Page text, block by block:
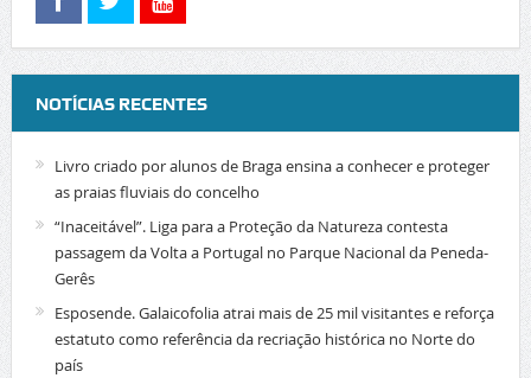
NOTÍCIAS RECENTES
Livro criado por alunos de Braga ensina a conhecer e proteger
as praias fluviais do concelho
“Inaceitável”. Liga para a Proteção da Natureza contesta
passagem da Volta a Portugal no Parque Nacional da Peneda-
Gerês
Esposende. Galaicofolia atrai mais de 25 mil visitantes e reforça
estatuto como referência da recriação histórica no Norte do
país